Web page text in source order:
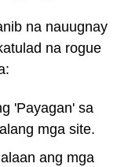
na nauugnay
na rogue
'Payagan' sa
mga site.
ang mga